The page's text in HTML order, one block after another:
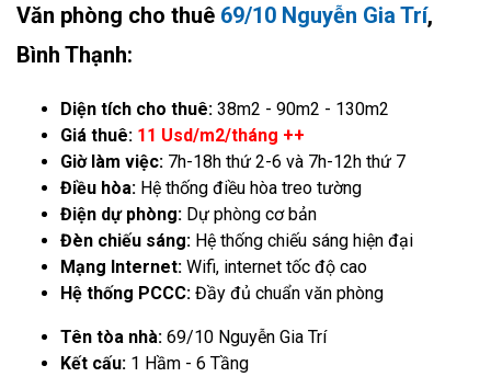
Văn phòng cho thuê 69/10 Nguyễn Gia Trí,
Bình Thạnh:
Diện tích cho thuê: 38m2 - 90m2 - 130m2
Giá thuê: 11 Usd/m2/tháng ++
Giờ làm việc: 7h-18h thứ 2-6 và 7h-12h thứ 7
Điều hòa: Hệ thống điều hòa treo tường
Điện dự phòng: Dự phòng cơ bản
Đèn chiếu sáng: Hệ thống chiếu sáng hiện đại
Mạng Internet: Wifi, internet tốc độ cao
Hệ thống PCCC: Đầy đủ chuẩn văn phòng
Tên tòa nhà: 69/10 Nguyễn Gia Trí
Kết cấu: 1 Hầm - 6 Tầng